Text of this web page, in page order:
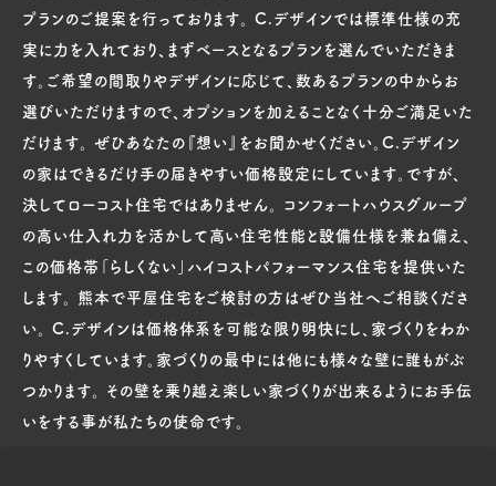
プランのご提案を行っております。 C.デザインでは標準仕様の充
実に力を入れており、まずベースとなるプランを選んでいただきま
す。ご希望の間取りやデザインに応じて、数あるプランの中からお
選びいただけますので、オプションを加えることなく十分ご満足いた
だけます。 ぜひあなたの『想い』をお聞かせください。C.デザイン
の家はできるだけ手の届きやすい価格設定にしています。ですが、
決してローコスト住宅ではありません。 コンフォートハウスグループ
の高い仕入れ力を活かして高い住宅性能と設備仕様を兼ね備え、
この価格帯「らしくない」ハイコストパフォーマンス住宅を提供いた
します。 熊本で平屋住宅をご検討の方はぜひ当社へご相談くださ
い。 C.デザインは価格体系を可能な限り明快にし、家づくりをわか
りやすくしています。家づくりの最中には他にも様々な壁に誰もがぶ
つかります。 その壁を乗り越え楽しい家づくりが出来るようにお手伝
いをする事が私たちの使命です。